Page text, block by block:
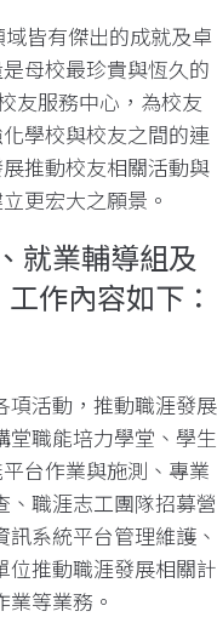
皆有傑出的成就及卓
母校最珍貴與恆久的
友服務中心，為校友
學校與校友之間的連
推動校友相關活動與
更宏大之願景。
就業輔導組及
作內容如下：
項活動，推動職涯發展
堂職能培力學堂、學生
台作業與施測、專業
、職涯志工團隊招募營
系統平台管理維護、
位推動職涯發展相關計
等業務。